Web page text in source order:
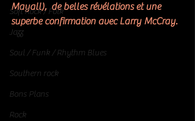
Soft Rock / Folk
Jazz
Soul / Funk / Rhythm Blues
Southern rock
Bons Plans
Rock
Mayall),  de belles révélations et une
superbe confirmation avec Larry McCray.